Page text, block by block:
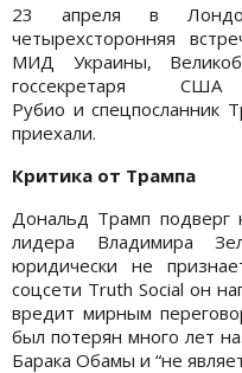
23 апреля в
четырехсторонняя
МИД Украины,
госсекретаря
Рубио и спецпосланник
приехали.
Критика от Трампа
Дональд Трамп подверг
лидера Владимира
юридически не
соцсети Truth Social он
вредит мирным
был потерян много лет
Барака Обамы и “не